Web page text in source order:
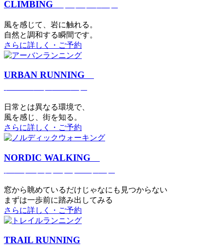
CLIMBING
⾵を感じて、岩に触れる。
⾃然と調和する瞬間です。
さらに詳しく・ご予約
URBAN RUNNING
日常とは異なる環境で、
風を感じ、街を知る。
さらに詳しく・ご予約
NORDIC WALKING
窓から眺めているだけじゃなにも見つからない
まずは一歩前に踏み出してみる
さらに詳しく・ご予約
TRAIL RUNNING